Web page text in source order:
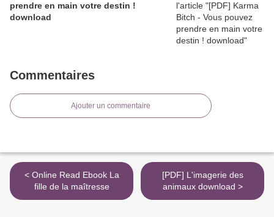
prendre en main votre destin !
download
Commentaires
Ajouter un commentaire
< Online Read Ebook La
fille de la maîtresse
[PDF] L'imagerie des
animaux download >